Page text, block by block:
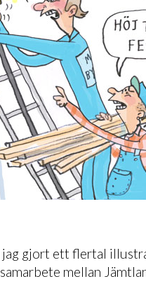
gjort ett flertal
mellan